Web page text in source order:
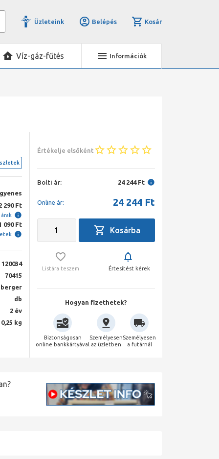
Üzleteink Belépés Kosár
Víz-gáz-fűtés Információk
290 Ft
090 Ft
120034
70415
db
2 év
0,25 kg
Értékelje elsőként
Bolti ár: 24 244 Ft
Online ár: 24 244 Ft
Listára teszem Értesítést kérek
Hogyan fizethetek?
Biztonságosan
online bankkártyával
Személyesen
az üzletben
Személyesen
a futárnál